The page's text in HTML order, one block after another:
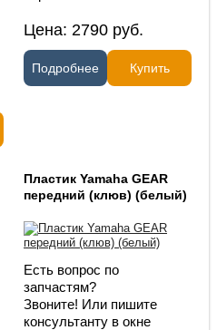
Цена: 2790 руб.
Подробнее Купить
Пластик Yamaha GEAR
передний (клюв) (белый)
Есть вопрос по
запчастям?
Звоните! Или пишите
консультанту в окне